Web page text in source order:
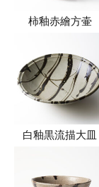
柿釉赤繪方壷
白釉黒流描大皿